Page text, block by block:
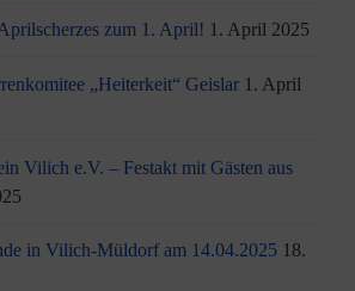
zum 1. April! 1. April 2025
„Heiterkeit“ Geislar 1. April
Vilich e.V. – Festakt mit Gästen aus
in Vilich-Müldorf am 14.04.2025 18.